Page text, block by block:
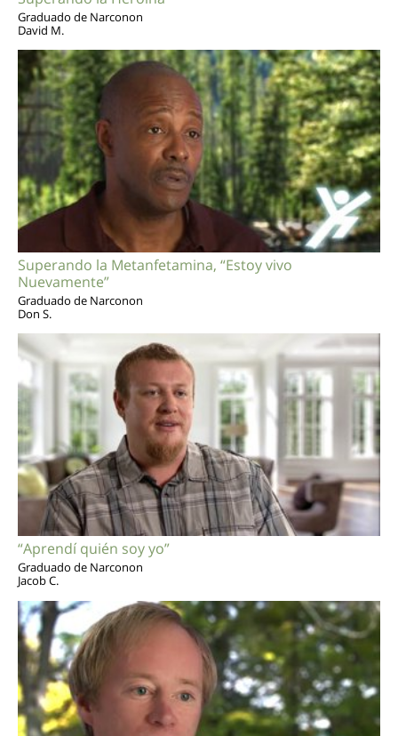
Graduado de Narconon
David M.
Superando la Metanfetamina, “Estoy vivo
Nuevamente”
Graduado de Narconon
Don S.
“Aprendí quién soy yo”
Graduado de Narconon
Jacob C.